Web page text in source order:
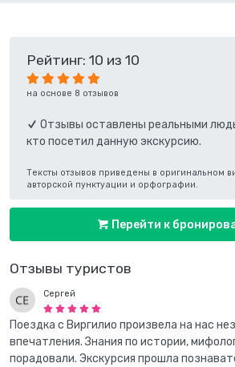
Отзывы туристов
Сергей
Поездка с Виргилио произвела на нас
впечатления. Знания по истории,
порадовали. Экскурсия прошла
Рейтинг: 10 из 10
на основе 8 отзывов
Отзывы оставлены реальными
кто посетил данную экскурсию.
Тексты отзывов приведены в оригинальном
авторской пунктуации и орфографии.
Перейти к